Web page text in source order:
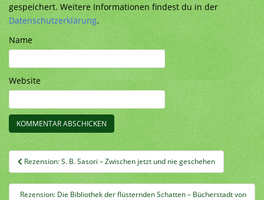
gespeichert. Weitere Informationen findest du in der
Datenschutzerklärung.
Name
Website
Beitragsnavigation
Rezension: S. B. Sasori – Zwischen jetzt und nie geschehen
Rezension: Die Bibliothek der flüsternden Schatten – Bücherstadt von